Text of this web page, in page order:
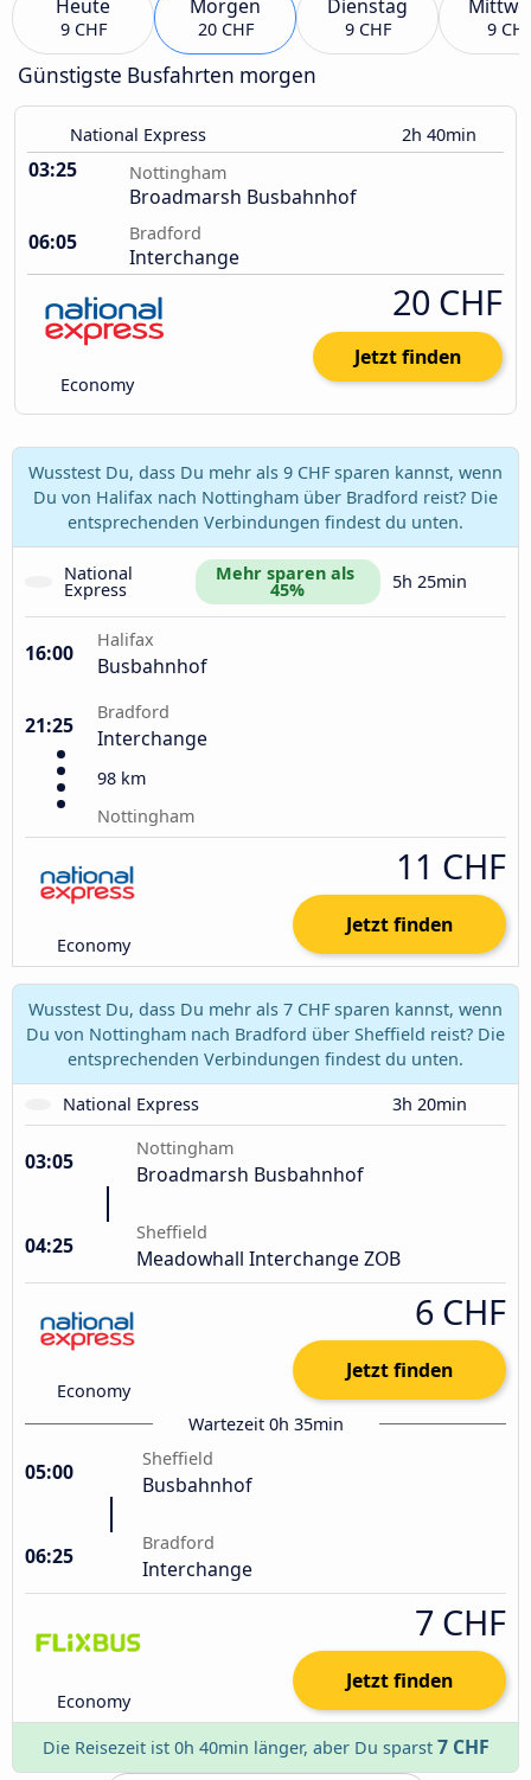
Heute
9 CHF
Morgen
20 CHF
Dienstag
9 CHF 9
Günstigste Busfahrten morgen
National Express 2h 40min
03:25 Nottingham
Broadmarsh Busbahnhof
06:05
Bradford
Interchange
Economy
20 CHF
Jetzt finden
Wusstest Du, dass Du mehr als 9 CHF sparen kannst, wenn
Du von Halifax nach Nottingham über Bradford reist? Die
entsprechenden Verbindungen findest du unten.
National
Express
Mehr sparen als
45% 5h 25min
16:00
Halifax
Busbahnhof
21:25
Bradford
Interchange
98 km
Nottingham
Economy
11 CHF
Jetzt finden
Wusstest Du, dass Du mehr als 7 CHF sparen kannst, wenn
Du von Nottingham nach Bradford über Sheffield reist? Die
entsprechenden Verbindungen findest du unten.
National Express
3h 20min
03:05
Nottingham
Broadmarsh Busbahnhof
04:25
Sheffield
Meadowhall Interchange ZOB
Economy
6 CHF
Jetzt finden
Wartezeit 0h 35min
05:00
Sheffield
Busbahnhof
06:25
Bradford
Interchange
Economy
7 CHF
Jetzt finden
Die Reisezeit ist 0h 40min länger, aber Du sparst 7 CHF